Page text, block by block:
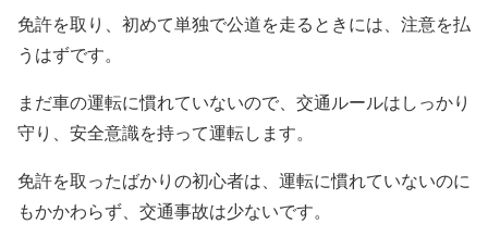
免許を取り、初めて単独で公道を走るときには、注意を払
うはずです。
まだ車の運転に慣れていないので、交通ルールはしっかり
守り、安全意識を持って運転します。
免許を取ったばかりの初心者は、運転に慣れていないのに
もかかわらず、交通事故は少ないです。